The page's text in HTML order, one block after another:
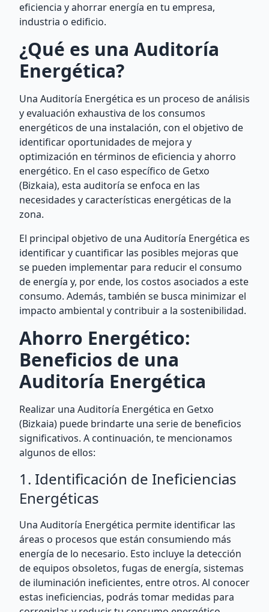
eficiencia y ahorrar energía en tu empresa,
industria o edificio.
¿Qué es una Auditoría
Energética?
Una Auditoría Energética es un proceso de análisis
y evaluación exhaustiva de los consumos
energéticos de una instalación, con el objetivo de
identificar oportunidades de mejora y
optimización en términos de eficiencia y ahorro
energético. En el caso específico de Getxo
(Bizkaia), esta auditoría se enfoca en las
necesidades y características energéticas de la
zona.
El principal objetivo de una Auditoría Energética es
identificar y cuantificar las posibles mejoras que
se pueden implementar para reducir el consumo
de energía y, por ende, los costos asociados a este
consumo. Además, también se busca minimizar el
impacto ambiental y contribuir a la sostenibilidad.
Ahorro Energético:
Beneficios de una
Auditoría Energética
Realizar una Auditoría Energética en Getxo
(Bizkaia) puede brindarte una serie de beneficios
significativos. A continuación, te mencionamos
algunos de ellos:
1. Identificación de Ineficiencias
Energéticas
Una Auditoría Energética permite identificar las
áreas o procesos que están consumiendo más
energía de lo necesario. Esto incluye la detección
de equipos obsoletos, fugas de energía, sistemas
de iluminación ineficientes, entre otros. Al conocer
estas ineficiencias, podrás tomar medidas para